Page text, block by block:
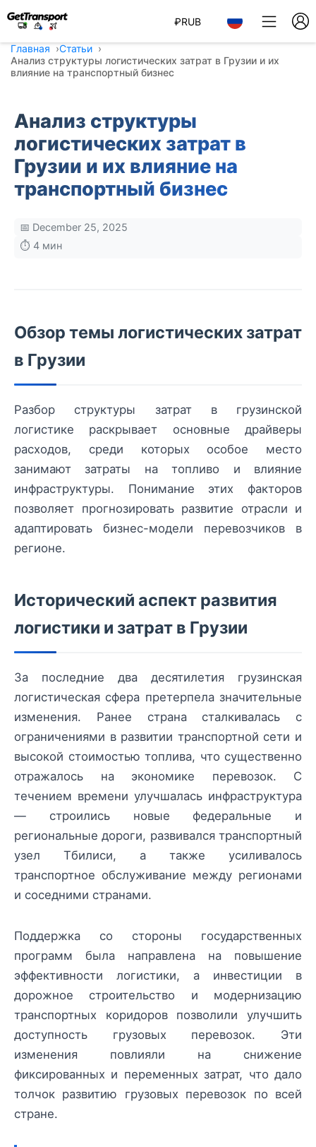
₽RUB
Главная
Статьи
Анализ структуры логистических затрат в Грузии и их
влияние на транспортный бизнес
Анализ структуры
логистических затрат в
Грузии и их влияние на
транспортный бизнес
📅 December 25, 2025
⏱️ 4 мин
Обзор темы логистических затрат
в Грузии
Разбор структуры затрат в грузинской
логистике раскрывает основные драйверы
расходов, среди которых особое место
занимают затраты на топливо и влияние
инфраструктуры. Понимание этих факторов
позволяет прогнозировать развитие отрасли и
адаптировать бизнес-модели перевозчиков в
регионе.
Исторический аспект развития
логистики и затрат в Грузии
За последние два десятилетия грузинская
логистическая сфера претерпела значительные
изменения. Ранее страна сталкивалась с
ограничениями в развитии транспортной сети и
высокой стоимостью топлива, что существенно
отражалось на экономике перевозок. С
течением времени улучшалась инфраструктура
— строились новые федеральные и
региональные дороги, развивался транспортный
узел Тбилиси, а также усиливалось
транспортное обслуживание между регионами
и соседними странами.
Поддержка со стороны государственных
программ была направлена на повышение
эффективности логистики, а инвестиции в
дорожное строительство и модернизацию
транспортных коридоров позволили улучшить
доступность грузовых перевозок. Эти
изменения повлияли на снижение
фиксированных и переменных затрат, что дало
толчок развитию грузовых перевозок по всей
стране.